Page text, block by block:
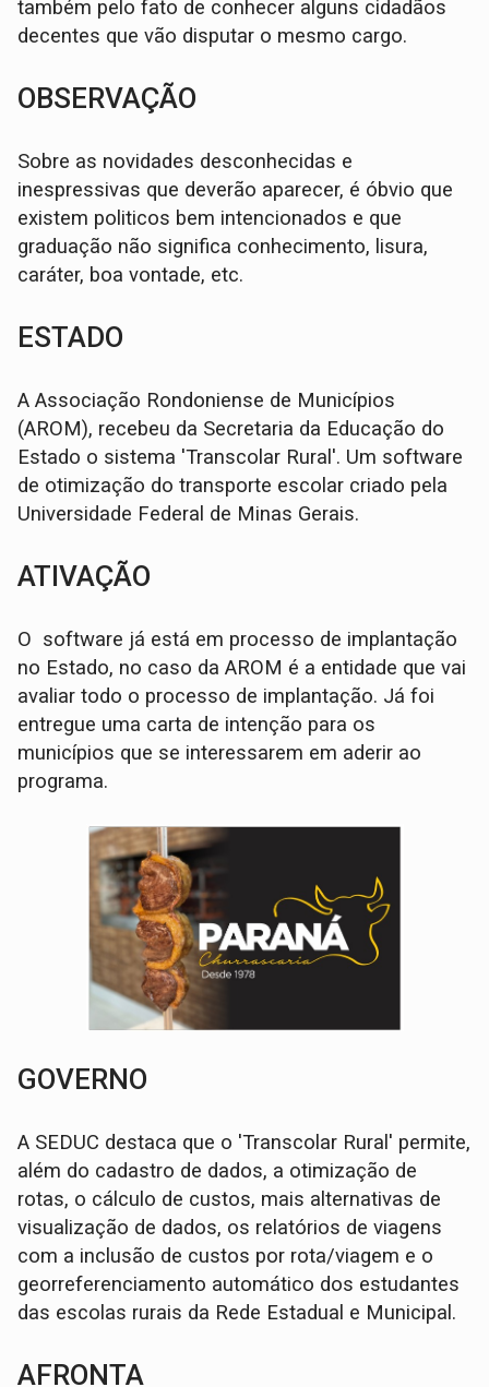
também pelo fato de conhecer alguns cidadãos
decentes que vão disputar o mesmo cargo.
OBSERVAÇÃO
Sobre as novidades desconhecidas e
inespressivas que deverão aparecer, é óbvio que
existem politicos bem intencionados e que
graduação não significa conhecimento, lisura,
caráter, boa vontade, etc.
ESTADO
A Associação Rondoniense de Municípios
(AROM), recebeu da Secretaria da Educação do
Estado o sistema 'Transcolar Rural'. Um software
de otimização do transporte escolar criado pela
Universidade Federal de Minas Gerais.
ATIVAÇÃO
O software já está em processo de implantação
no Estado, no caso da AROM é a entidade que vai
avaliar todo o processo de implantação. Já foi
entregue uma carta de intenção para os
municípios que se interessarem em aderir ao
programa.
GOVERNO
A SEDUC destaca que o 'Transcolar Rural' permite,
além do cadastro de dados, a otimização de
rotas, o cálculo de custos, mais alternativas de
visualização de dados, os relatórios de viagens
com a inclusão de custos por rota/viagem e o
georreferenciamento automático dos estudantes
das escolas rurais da Rede Estadual e Municipal.
AFRONTA